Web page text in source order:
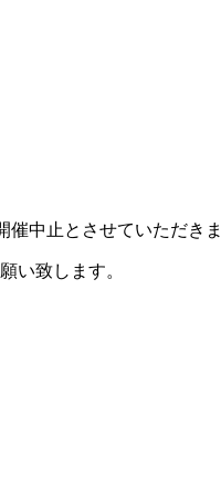
催中止とさせていただき
い致します。